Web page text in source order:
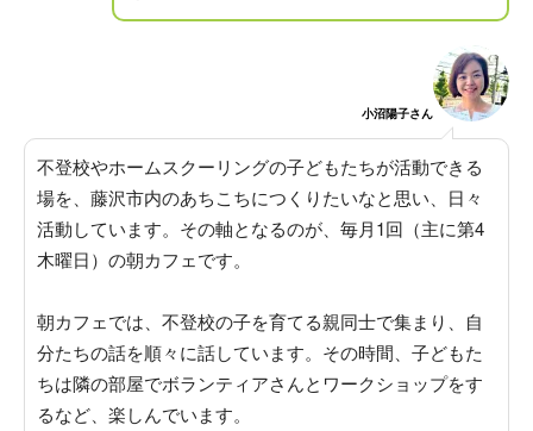
小沼陽子さん
不登校やホームスクーリングの子どもたちが活動できる
場を、藤沢市内のあちこちにつくりたいなと思い、日々
活動しています。その軸となるのが、毎月1回（主に第4
木曜日）の朝カフェです。
朝カフェでは、不登校の子を育てる親同士で集まり、自
分たちの話を順々に話しています。その時間、子どもた
ちは隣の部屋でボランティアさんとワークショップをす
るなど、楽しんでいます。